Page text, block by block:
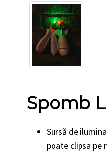
Spomb
Sursă de
poate clipsa pe